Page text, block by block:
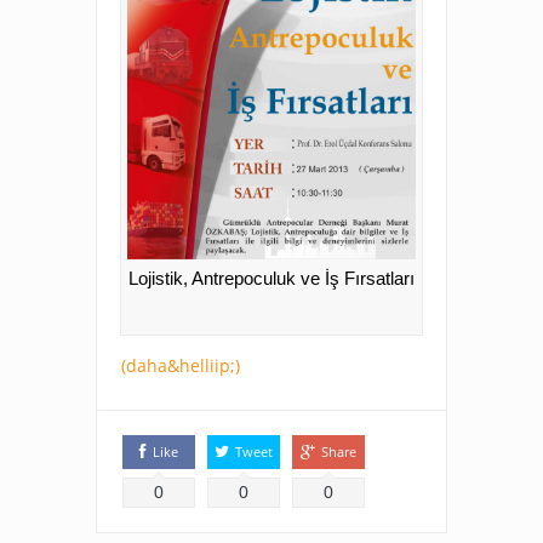
Lojistik, Antrepoculuk ve İş Fırsatları
(daha&helliip;)
Like
0
Tweet
0
Share
0